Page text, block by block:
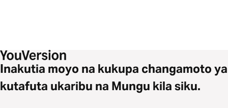
Inakutia moyo na kukupa changamoto ya
kutafuta ukaribu na Mungu kila siku.